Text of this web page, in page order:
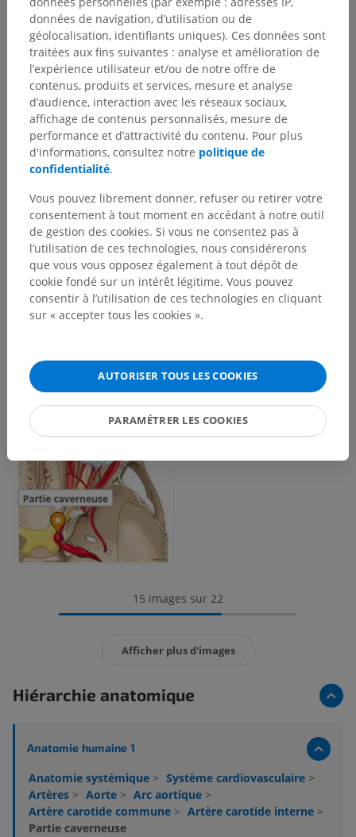
15 images sur 22
Afficher plus d'images
Hiérarchie anatomique
Anatomie humaine 1
Anatomie systémique > Système cardiovasculaire >
Artères > Aorte > Arc aortique >
Artère carotide commune > Artère carotide interne >
Partie caverneuse
données de navigation, d’utilisation ou de
géolocalisation, identifiants uniques). Ces données sont
traitées aux fins suivantes : analyse et amélioration de
l’expérience utilisateur et/ou de notre offre de
contenus, produits et services, mesure et analyse
d’audience, interaction avec les réseaux sociaux,
affichage de contenus personnalisés, mesure de
performance et d’attractivité du contenu. Pour plus
d'informations, consultez notre politique de
confidentialité.
Vous pouvez librement donner, refuser ou retirer votre
consentement à tout moment en accédant à notre outil
de gestion des cookies. Si vous ne consentez pas à
l’utilisation de ces technologies, nous considérerons
que vous vous opposez également à tout dépôt de
cookie fondé sur un intérêt légitime. Vous pouvez
consentir à l’utilisation de ces technologies en cliquant
sur « accepter tous les cookies ».
AUTORISER TOUS LES COOKIES
PARAMÉTRER LES COOKIES